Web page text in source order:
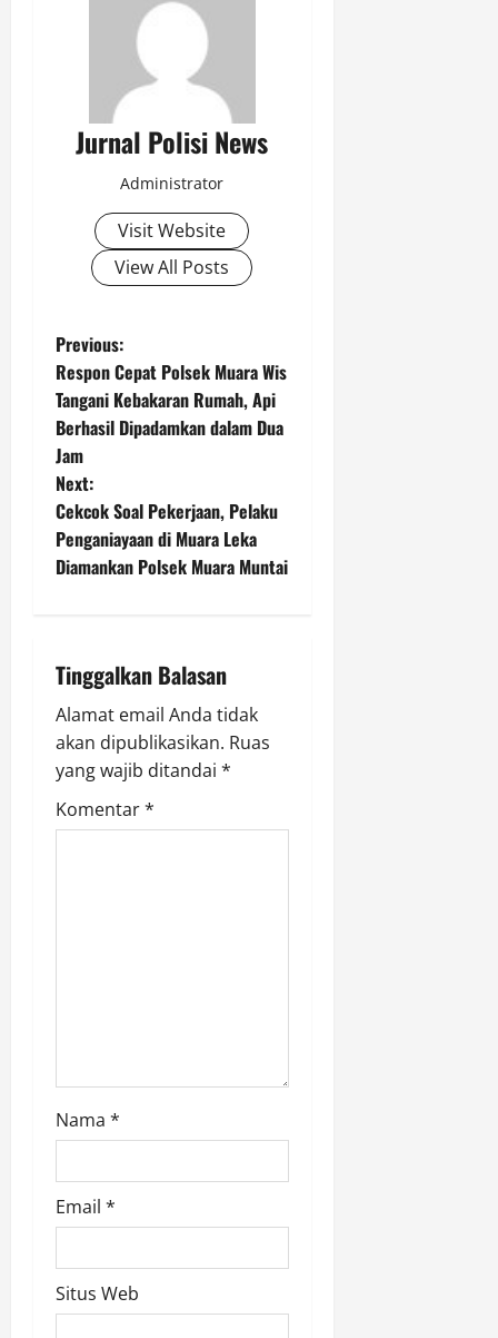
Jurnal Polisi News
Administrator
Visit Website
View All Posts
P
o
s
t
n
a
i
g
a
t
Previous:
Respon Cepat Polsek Muara Wis
Tangani Kebakaran Rumah, Api
Berhasil Dipadamkan dalam Dua
Jam
Next:
Cekcok Soal Pekerjaan, Pelaku
Penganiayaan di Muara Leka
Diamankan Polsek Muara Muntai
Tinggalkan Balasan
Alamat email Anda tidak
akan dipublikasikan. Ruas
yang wajib ditandai *
Komentar*
Nama *
Email *
Situs Web